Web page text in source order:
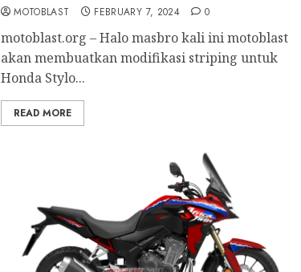
MOTOBLAST FEBRUARY 7, 2024 0
motoblast.org – Halo masbro kali ini motoblast
akan membuatkan modifikasi striping untuk
Honda Stylo...
READ MORE